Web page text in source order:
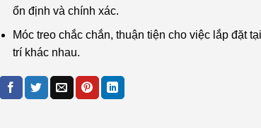
ổn định và chính xác.
Móc treo chắc chắn, thuận tiện cho việc lắp đặt
trí khác nhau.